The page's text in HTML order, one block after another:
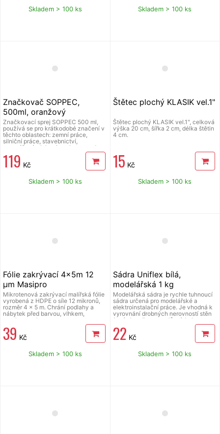
Skladem > 100 ks
objem 500 ml, krytka spouště.
Skladem > 100 ks
Značkovač SOPPEC,
500ml, oranžový
značkovací sprej
Značkovací sprej SOPPEC 500 ml,
používá se pro krátkodobé značení v
těchto oblastech: zemní práce,
silniční práce, stavebnictví,
topenářství, elektroinstalace apod.
velmi dobrá přilnavost, vysoká
odolnost proti povětrnostním vlivům,
rychleschnoucí fluorescenční barva,
objem 500 ml, krytka spouště.
119 Kč
Skladem > 100 ks
Štětec plochý KLASIK vel.1"
Štětec plochý KLASIK vel.1", celková
výška 20 cm, šířka 2 cm, délka štětin
4 cm.
15 Kč
Skladem > 100 ks
Fólie zakrývací 4x5m 12
µm Masipro
Mikrotenová zakrývací malířská fólie
vyrobená z HDPE o síle 12 mikronů,
rozměr 4 x 5 m. Chrání podlahy a
nábytek před barvou, vlhkem,
prachem atd.
39 Kč
Skladem > 100 ks
Sádra Uniflex bílá,
modelářská 1 kg
Modelářská sádra je rychle tuhnoucí
sádra určená pro modelářské a
elektroinstalační práce. Je vhodná k
vyrovnání drobných nerovností stěn
(omítek, zdiva, panelů, sádrokartonu
apod.) před malováním v interiéru.
Lze ji použít k dočasným fixacím
kabelů, potrubí, el. zásuvek,
použít i pro méně náročné
modelářské práci a lití dekorativní
22 Kč
Skladem > 100 ks